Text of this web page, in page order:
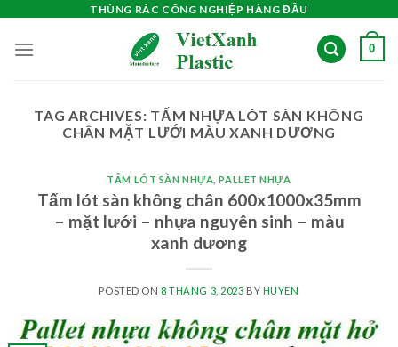
content
THÙNG RÁC CÔNG NGHIỆP HÀNG ĐẦU
0
TAG ARCHIVES: TẤM NHỰA LÓT SÀN KHÔNG
CHÂN MẶT LƯỚI MÀU XANH DƯƠNG
TẤM LÓT SÀN NHỰA ,PALLET NHỰA
Tấm lót sàn không chân 600x1000x35mm
– mặt lưới – nhựa nguyên sinh – màu
xanh dương
POSTED ON 8 THÁNG 3, 2023 BY HUYEN